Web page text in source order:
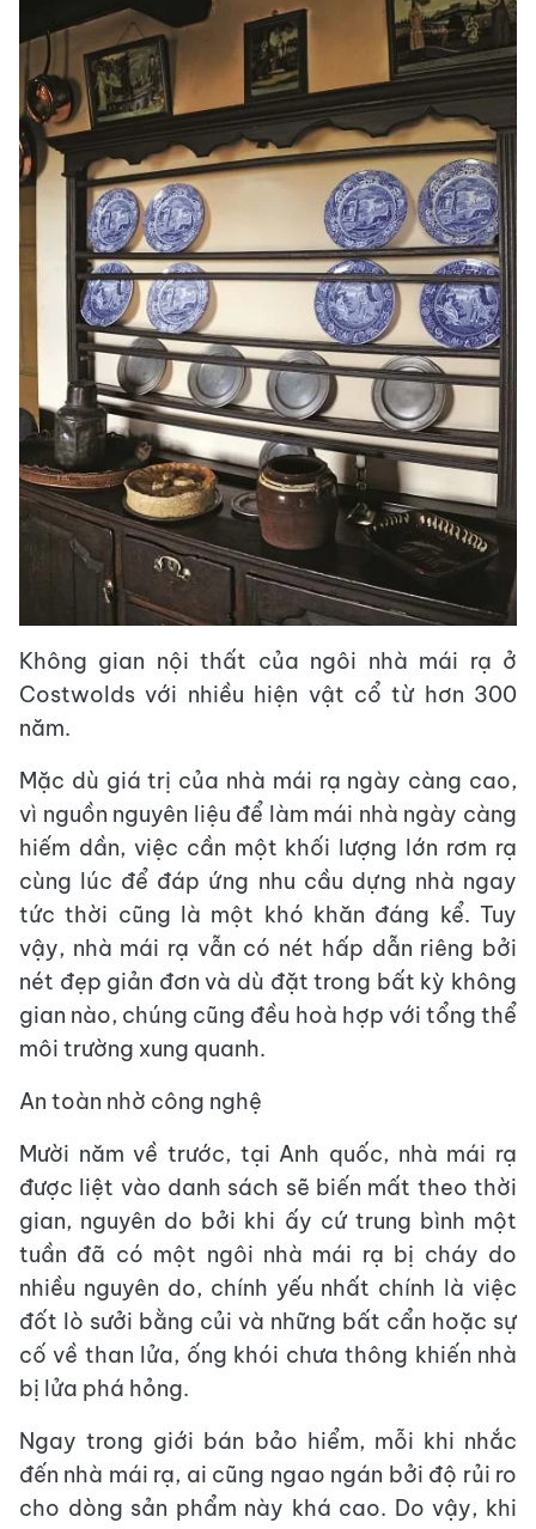
Không gian nội thất của ngôi nhà mái rạ ở
Costwolds với nhiều hiện vật cổ từ hơn 300
năm.
Mặc dù giá trị của nhà mái rạ ngày càng cao,
vì nguồn nguyên liệu để làm mái nhà ngày càng
hiếm dần, việc cần một khối lượng lớn rơm rạ
cùng lúc để đáp ứng nhu cầu dựng nhà ngay
tức thời cũng là một khó khăn đáng kể. Tuy
vậy, nhà mái rạ vẫn có nét hấp dẫn riêng bởi
nét đẹp giản đơn và dù đặt trong bất kỳ không
gian nào, chúng cũng đều hoà hợp với tổng thể
môi trường xung quanh.
An toàn nhờ công nghệ
Mười năm về trước, tại Anh quốc, nhà mái rạ
được liệt vào danh sách sẽ biến mất theo thời
gian, nguyên do bởi khi ấy cứ trung bình một
tuần đã có một ngôi nhà mái rạ bị cháy do
nhiều nguyên do, chính yếu nhất chính là việc
đốt lò sưởi bằng củi và những bất cẩn hoặc sự
cố về than lửa, ống khói chưa thông khiến nhà
bị lửa phá hỏng.
Ngay trong giới bán bảo hiểm, mỗi khi nhắc
đến nhà mái rạ, ai cũng ngao ngán bởi độ rủi ro
cho dòng sản phẩm này khá cao. Do vậy, khi